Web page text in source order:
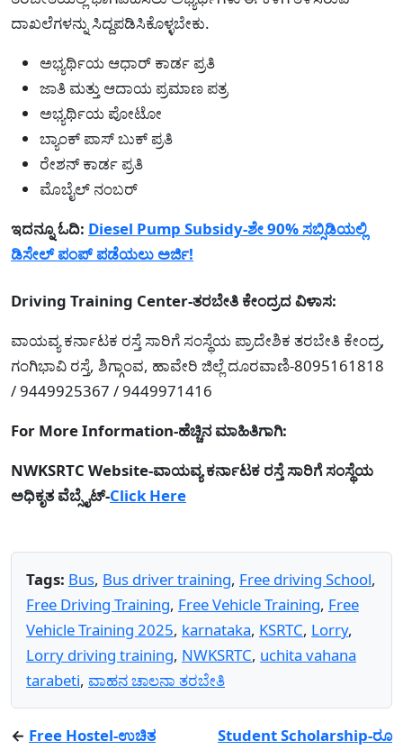
ದಾಖಲೆಗಳನ್ನು ಸಿದ್ದಪಡಿಸಿಕೊಳ್ಳಬೇಕು.
ಅಭ್ಯರ್ಥಿಯ ಆಧಾರ್ ಕಾರ್ಡ ಪ್ರತಿ
ಜಾತಿ ಮತ್ತು ಆದಾಯ ಪ್ರಮಾಣ ಪತ್ರ
ಅಭ್ಯರ್ಥಿಯ ಪೋಟೋ
ಬ್ಯಾಂಕ್ ಪಾಸ್ ಬುಕ್ ಪ್ರತಿ
ರೇಶನ್ ಕಾರ್ಡ ಪ್ರತಿ
ಮೊಬೈಲ್ ನಂಬರ್
ಇದನ್ನೂ ಓದಿ: Diesel Pump Subsidy-ಶೇ 90% ಸಬ್ಸಿಡಿಯಲ್ಲಿ
ಡಿಸೇಲ್ ಪಂಪ್ ಪಡೆಯಲು ಅರ್ಜಿ!
Driving Training Center-ತರಬೇತಿ ಕೇಂದ್ರದ ವಿಳಾಸ:
ವಾಯವ್ಯ ಕರ್ನಾಟಕ ರಸ್ತೆ ಸಾರಿಗೆ ಸಂಸ್ಥೆಯ ಪ್ರಾದೇಶಿಕ ತರಬೇತಿ ಕೇಂದ್ರ,
ಗಂಗಿಭಾವಿ ರಸ್ತೆ, ಶಿಗ್ಗಾಂವ, ಹಾವೇರಿ ಜಿಲ್ಲೆ ದೂರವಾಣಿ-8095161818
/ 9449925367 / 9449971416
For More Information-ಹೆಚ್ಚಿನ ಮಾಹಿತಿಗಾಗಿ:
NWKSRTC Website-ವಾಯವ್ಯ ಕರ್ನಾಟಕ ರಸ್ತೆ ಸಾರಿಗೆ ಸಂಸ್ಥೆಯ
ಅಧಿಕೃತ ವೆಬ್ಸೈಟ್-Click Here
Tags: Bus, Bus driver training, Free driving School,
Free Driving Training, Free Vehicle Training, Free
Vehicle Training 2025, karnataka, KSRTC, Lorry,
Lorry driving training, NWKSRTC, uchita vahana
tarabeti, ವಾಹನ ಚಾಲನಾ ತರಬೇತಿ
← Free Hostel-ಉಚಿತ
Student Scholarship-ರೂ